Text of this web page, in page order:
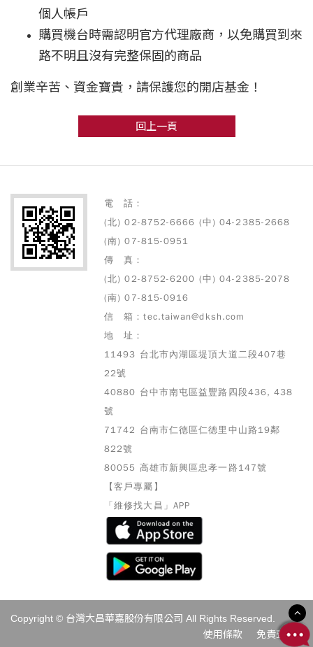
個人帳戶
購買機台時需認明官方代理廠商，以免購買到來
路不明且沒有完整保固的商品
創業辛苦、資金寶貴，請保護您的開店基金！
回上一頁
電 話：
(北) 02-8752-6666 (中) 04-2385-2668
(南) 07-815-0951
傳 真：
(北) 02-8752-6200 (中) 04-2385-2078
(南) 07-815-0916
信 箱：tec.taiwan@dksh.com
地 址：
11493 台北市內湖區堤頂大道二段407巷
22號
40880 台中市南屯區益豐路四段436, 438
號
71742 台南市仁德區仁德里中山路19鄰
822號
80055 高雄市新興區忠孝一路147號
【客戶專屬】
「維修找大昌」APP
Copyright © 台灣大昌華嘉股份有限公司 All Rights Reserved.
免責聲明
使用條款